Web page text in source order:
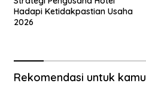
Hadapi Ketidakpastian Usaha
2026
Rekomendasi untuk kamu